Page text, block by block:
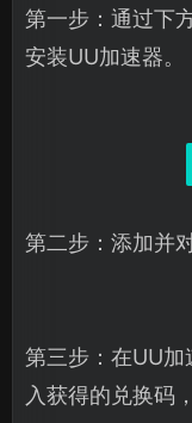
第一步：通过下
安装UU加速器。
第二步：添加并
第三步：在UU加
入获得的兑换码